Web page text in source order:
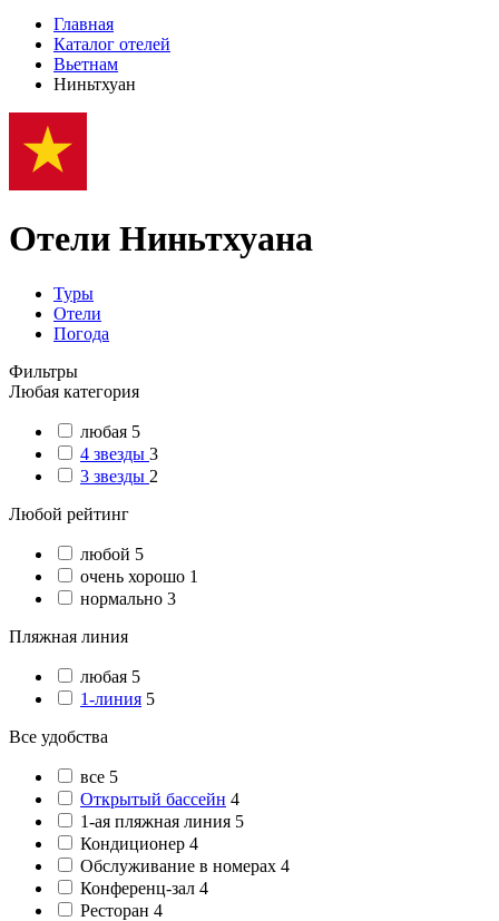
Главная
Каталог отелей
Вьетнам
Ниньтхуан
Отели Ниньтхуана
Туры
Отели
Погода
Фильтры
Любая категория
любая 5
4 звезды 3
3 звезды 2
Любой рейтинг
любой 5
очень хорошо 1
нормально 3
Пляжная линия
любая 5
1-линия 5
Все удобства
все 5
Открытый бассейн 4
1-ая пляжная линия 5
Кондиционер 4
Обслуживание в номерах 4
Конференц-зал 4
Ресторан 4